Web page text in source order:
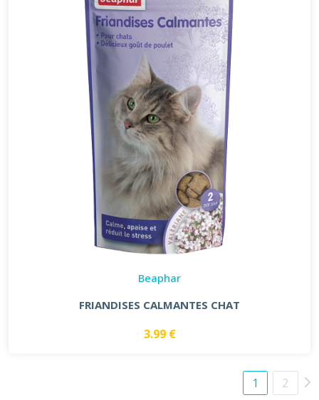
Beaphar
FRIANDISES CALMANTES CHAT
3.99 €
1 2